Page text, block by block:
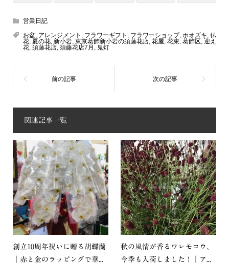
営業日記
お盆, アレンジメント フラワーギフト フラワーショップ, ホオズキ 仏
花, 夏の花, 新小岩, 東京葛飾新小岩の須藤花店, 花屋 花束, 葛飾区, 迎え
花, 須藤花店, 須藤花店7月 鬼灯
関連記事一覧
創立10周年祝いに贈る胡蝶蘭
｜赤と金のラッピングで華...
秋の風情が香るワレモコウ、
今季も入荷しました！｜ア...